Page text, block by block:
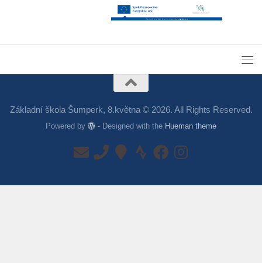
Základní škola Šumperk, 8.května © 2026. All Rights Reserved.
Powered by - Designed with the Hueman theme